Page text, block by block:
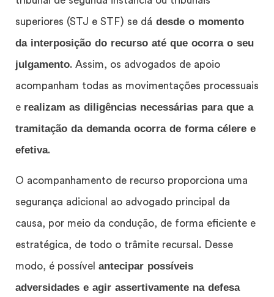
superiores (STJ e STF) se dá desde o momento
da interposição do recurso até que ocorra o seu
julgamento. Assim, os advogados de apoio
acompanham todas as movimentações processuais
e realizam as diligências necessárias para que a
tramitação da demanda ocorra de forma célere e
efetiva.
O acompanhamento de recurso proporciona uma
segurança adicional ao advogado principal da
causa, por meio da condução, de forma eficiente e
estratégica, de todo o trâmite recursal. Desse
modo, é possível antecipar possíveis
adversidades e agir assertivamente na defesa